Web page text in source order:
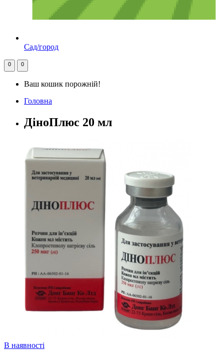
Сад/город
0 0
Ваш кошик порожній!
Головна
ДіноПлюс 20 мл
В наявності